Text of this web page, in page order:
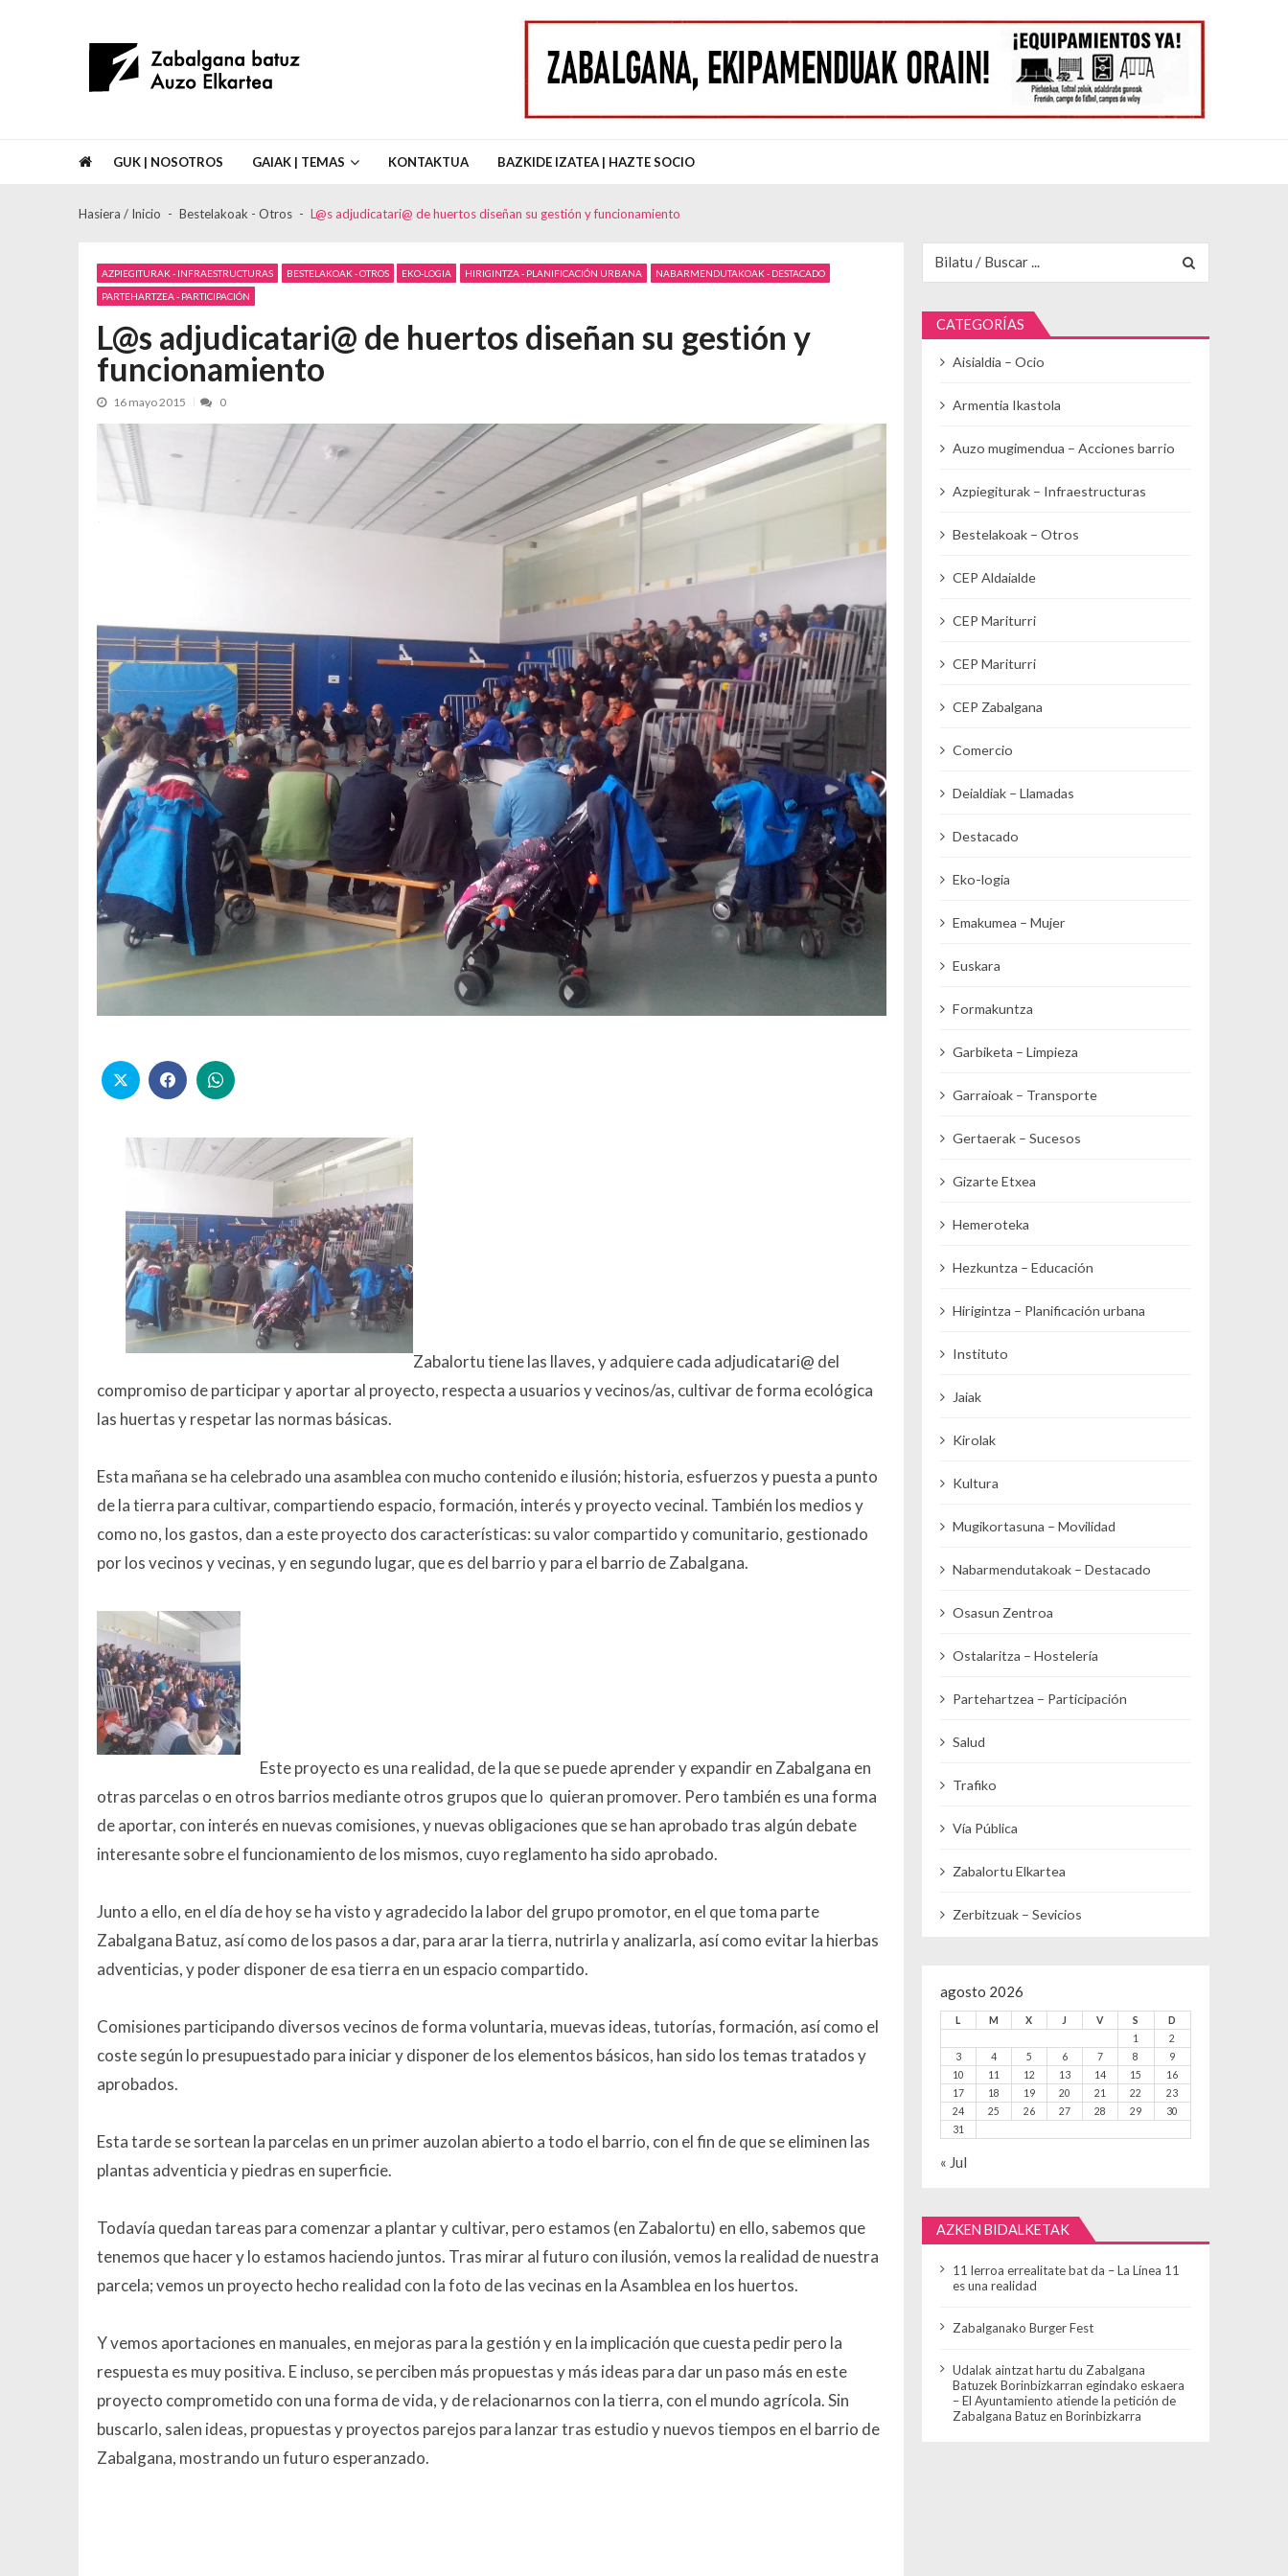
Asociación de Vecinos Zabalgana Batuz Auzo Elkartea
GUK | NOSOTROS GAIAK | TEMAS KONTAKTUA BAZKIDE IZATEA | HAZTE SOCIO
Hasiera / Inicio Bestelakoak - Otros L@s adjudicatari@ de huertos diseñan su gestión y funcionamiento
AZPIEGITURAK - INFRAESTRUCTURAS BESTELAKOAK - OTROS EKO-LOGIA HIRIGINTZA - PLANIFICACIÓN URBANA
NABARMENDUTAKOAK - DESTACADO
PARTEHARTZEA - PARTICIPACIÓN
L@s adjudicatari@ de huertos diseñan su gestión y
funcionamiento
16 mayo 2015 0
Zabalortu tiene las llaves, y adquiere cada adjudicatari@ del
compromiso de participar y aportar al proyecto, respecta a usuarios y vecinos/as, cultivar de forma ecológica
las huertas y respetar las normas básicas.
Esta mañana se ha celebrado una asamblea con mucho contenido e ilusión; historia, esfuerzos y puesta a punto
de la tierra para cultivar, compartiendo espacio, formación, interés y proyecto vecinal. También los medios y
como no, los gastos, dan a este proyecto dos características: su valor compartido y comunitario, gestionado
por los vecinos y vecinas, y en segundo lugar, que es del barrio y para el barrio de Zabalgana.
Este proyecto es una realidad, de la que se puede aprender y expandir en Zabalgana en
otras parcelas o en otros barrios mediante otros grupos que lo quieran promover. Pero también es una forma
de aportar, con interés en nuevas comisiones, y nuevas obligaciones que se han aprobado tras algún debate
interesante sobre el funcionamiento de los mismos, cuyo reglamento ha sido aprobado.
Junto a ello, en el día de hoy se ha visto y agradecido la labor del grupo promotor, en el que toma parte
Zabalgana Batuz, así como de los pasos a dar, para arar la tierra, nutrirla y analizarla, así como evitar la hierbas
adventicias, y poder disponer de esa tierra en un espacio compartido.
Comisiones participando diversos vecinos de forma voluntaria, muevas ideas, tutorías, formación, así como el
coste según lo presupuestado para iniciar y disponer de los elementos básicos, han sido los temas tratados y
aprobados.
Esta tarde se sortean la parcelas en un primer auzolan abierto a todo el barrio, con el fin de que se eliminen las
plantas adventicia y piedras en superficie.
Todavía quedan tareas para comenzar a plantar y cultivar, pero estamos (en Zabalortu) en ello, sabemos que
tenemos que hacer y lo estamos haciendo juntos. Tras mirar al futuro con ilusión, vemos la realidad de nuestra
parcela; vemos un proyecto hecho realidad con la foto de las vecinas en la Asamblea en los huertos.
Y vemos aportaciones en manuales, en mejoras para la gestión y en la implicación que cuesta pedir pero la
respuesta es muy positiva. E incluso, se perciben más propuestas y más ideas para dar un paso más en este
proyecto comprometido con una forma de vida, y de relacionarnos con la tierra, con el mundo agrícola. Sin
buscarlo, salen ideas, propuestas y proyectos parejos para lanzar tras estudio y nuevos tiempos en el barrio de
Zabalgana, mostrando un futuro esperanzado.
CATEGORÍAS
Aisialdia – Ocio
Armentia Ikastola
Auzo mugimendua – Acciones barrio
Azpiegiturak – Infraestructuras
Bestelakoak – Otros
CEP Aldaialde
CEP Mariturri
CEP Mariturri
CEP Zabalgana
Comercio
Deialdiak – Llamadas
Destacado
Eko-logia
Emakumea – Mujer
Euskara
Formakuntza
Garbiketa – Limpieza
Garraioak – Transporte
Gertaerak – Sucesos
Gizarte Etxea
Hemeroteka
Hezkuntza – Educación
Hirigintza – Planificación urbana
Instituto
Jaiak
Kirolak
Kultura
Mugikortasuna – Movilidad
Nabarmendutakoak – Destacado
Osasun Zentroa
Ostalaritza – Hostelería
Partehartzea – Participación
Salud
Trafiko
Vía Pública
Zabalortu Elkartea
Zerbitzuak – Sevicios
agosto 2026
L M X J V S
D
1
2
3
4 5 6 7 8
9
10
11 12 13 14 15
16
17
18 19 20 21 22
23
24
25 26 27 28 29
30
31
« Jul
AZKEN BIDALKETAK
11 lerroa errealitate bat da – La Línea 11
es una realidad
Zabalganako Burger Fest
Udalak aintzat hartu du Zabalgana
Batuzek Borinbizkarran egindako eskaera
– El Ayuntamiento atiende la petición de
Zabalgana Batuz en Borinbizkarra